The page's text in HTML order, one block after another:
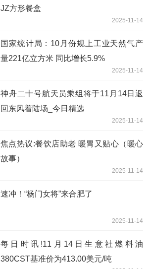
JZ方形餐盒
2025-11-14
国家统计局：10月份规上工业天然气产
量221亿立方米 同比增长5.9%
2025-11-14
神舟二十号航天员乘组将于11月14日返
回东风着陆场_今日精选
2025-11-14
焦点热议:餐饮店助老 暖胃又贴心（暖心
故事）
2025-11-14
速冲！“杨门女将”来合肥了
2025-11-14
每日时讯!11月14日生意社燃料油
380CST基准价为413.00美元/吨